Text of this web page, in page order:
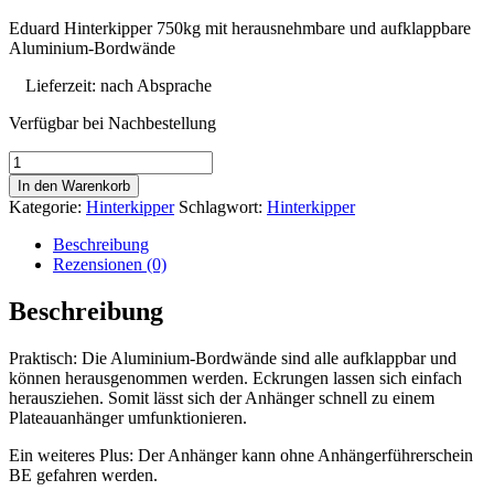
Eduard Hinterkipper 750kg mit herausnehmbare und aufklappbare
Aluminium-Bordwände
Lieferzeit: nach Absprache
Verfügbar bei Nachbestellung
Eduard
|
750
kg
150
x
cm&6
Menge
In den Warenkorb
Kategorie: Hinterkipper Schlagwort: Hinterkipper
Beschreibung
Rezensionen (0)
Beschreibung
Praktisch: Die Aluminium-Bordwände sind alle aufklappbar und
können herausgenommen werden. Eckrungen lassen sich einfach
herausziehen. Somit lässt sich der Anhänger schnell zu einem
Plateauanhänger umfunktionieren.
Ein weiteres Plus: Der Anhänger kann ohne Anhängerführerschein
BE gefahren werden.